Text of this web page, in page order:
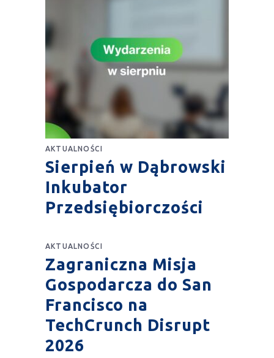
AKTUALNOŚCI
Sierpień w Dąbrowski
Inkubator
Przedsiębiorczości
AKTUALNOŚCI
Zagraniczna Misja
Gospodarcza do San
Francisco na
TechCrunch Disrupt
2026